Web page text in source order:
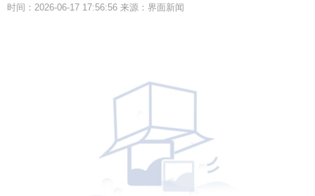
时间：2026-06-17 17:56:56 来源：界面新闻